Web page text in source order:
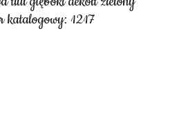
katalogowy: 1217